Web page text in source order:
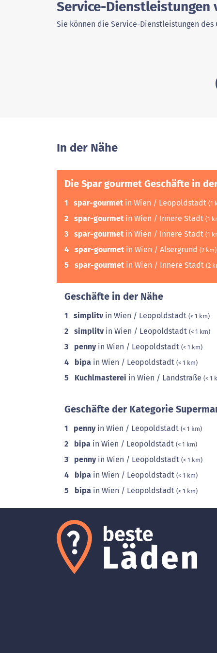
Service-
Sie können die Service-Dienstleistungen des
In der Nähe
Die Spar gourmet Geschäfte in
1 spar-gourmet in Wien / Leopoldstadt (1
2 spar-gourmet in Wien / Innere Stadt (1
3 spar-gourmet in Wien / Innere Stadt (1
4 spar-gourmet in Wien / Alsergrund (2 km)
5 spar-gourmet in Wien / Innere Stadt (2
Geschäfte in der Nähe
1 simplitvin Wien / Leopoldstadt (< 1 km)
2 simplitvin Wien / Leopoldstadt (< 1 km)
3 pennyin Wien / Leopoldstadt (< 1 km)
4 bipa in Wien / Leopoldstadt (< 1 km)
5 Kuchlmasterei in Wien / Landstraße (< 1
Geschäfte der Kategorie
1 pennyin Wien / Leopoldstadt (< 1 km)
2 bipa in Wien / Leopoldstadt (< 1 km)
3 pennyin Wien / Leopoldstadt (< 1 km)
4 bipa in Wien / Leopoldstadt (< 1 km)
5 bipa in Wien / Leopoldstadt (< 1 km)